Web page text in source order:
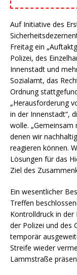
Auf Initiative des
Freitag ein
Polizei, des
Innenstadt und
Sozialamt, das
Ordnung
„Herausforderung
in der Innenstadt“,
wolle.
denen wir
reagieren können.
Lösungen für das
Ziel des
Ein wesentlicher
Treffen
Kontrolldruck in der
der Polizei und des
temporär
Streife wieder
Lammstraße